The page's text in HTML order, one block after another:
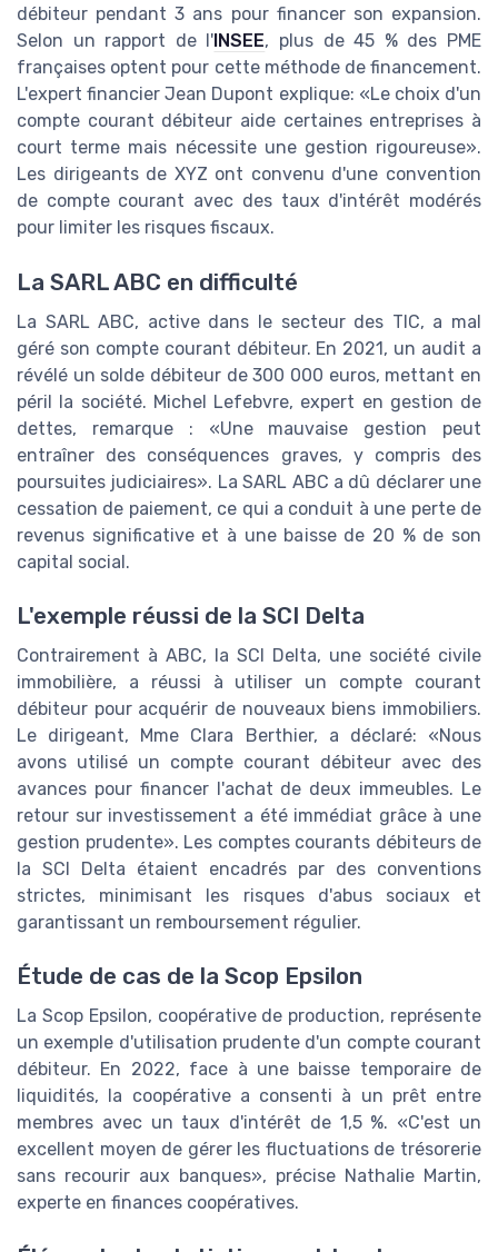
débiteur pendant 3 ans pour financer son expansion.
Selon un rapport de l' INSEE, plus de 45 % des PME
françaises optent pour cette méthode de financement.
L'expert financier Jean Dupont explique: «Le choix d'un
compte courant débiteur aide certaines entreprises à
court terme mais nécessite une gestion rigoureuse».
Les dirigeants de XYZ ont convenu d'une convention
de compte courant avec des taux d'intérêt modérés
pour limiter les risques fiscaux.
La SARL ABC en difficulté
La SARL ABC, active dans le secteur des TIC, a mal
géré son compte courant débiteur. En 2021, un audit a
révélé un solde débiteur de 300 000 euros, mettant en
péril la société. Michel Lefebvre, expert en gestion de
dettes, remarque : «Une mauvaise gestion peut
entraîner des conséquences graves, y compris des
poursuites judiciaires». La SARL ABC a dû déclarer une
cessation de paiement, ce qui a conduit à une perte de
revenus significative et à une baisse de 20 % de son
capital social.
L'exemple réussi de la SCI Delta
Contrairement à ABC, la SCI Delta, une société civile
immobilière, a réussi à utiliser un compte courant
débiteur pour acquérir de nouveaux biens immobiliers.
Le dirigeant, Mme Clara Berthier, a déclaré: «Nous
avons utilisé un compte courant débiteur avec des
avances pour financer l'achat de deux immeubles. Le
retour sur investissement a été immédiat grâce à une
gestion prudente». Les comptes courants débiteurs de
la SCI Delta étaient encadrés par des conventions
strictes, minimisant les risques d'abus sociaux et
garantissant un remboursement régulier.
Étude de cas de la Scop Epsilon
La Scop Epsilon, coopérative de production, représente
un exemple d'utilisation prudente d'un compte courant
débiteur. En 2022, face à une baisse temporaire de
liquidités, la coopérative a consenti à un prêt entre
membres avec un taux d'intérêt de 1,5 %. «C'est un
excellent moyen de gérer les fluctuations de trésorerie
sans recourir aux banques», précise Nathalie Martin,
experte en finances coopératives.